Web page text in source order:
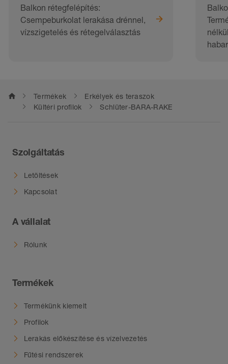
Balkon rétegfelépítés:
Csempeburkolat lerakása drénnel,
vízszigetelés és rétegelválasztás
home Termékek
Erkélyek és teraszok
Kültéri profilok
Schlüter-BARA-RAKE
Szolgáltatás
Letöltések
Kapcsolat
A vállalat
Rólunk
Termékek
Termékünk kiemelt
Profilok
Lerakás előkészítése és vízelvezetés
Fűtési rendszerek